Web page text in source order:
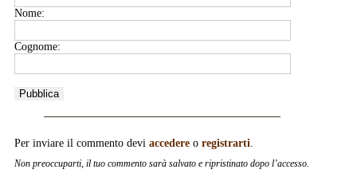
Nome:
Cognome:
Per inviare il commento devi accedereo registrarti.
Non preoccuparti, il tuo commento sarà salvato e ripristinato dopo l’accesso.